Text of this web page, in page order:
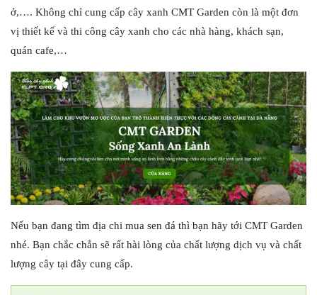
ở,…. Không chỉ cung cấp cây xanh CMT Garden còn là một đơn
vị thiết kế và thi công cây xanh cho các nhà hàng, khách sạn,
quán cafe,…
Nếu bạn đang tìm địa chi mua sen đá thì bạn hãy tới CMT Garden
nhé. Bạn chắc chắn sẽ rất hài lòng của chất lượng dịch vụ và chất
lượng cây tại đây cung cấp.